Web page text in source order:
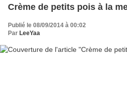
Crème de petits pois à la
Publié le 08/09/2014 à 00:02
Par LeeYaa